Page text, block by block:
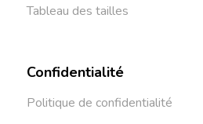
Tableau des tailles
Confidentialité
Politique de confidentialité